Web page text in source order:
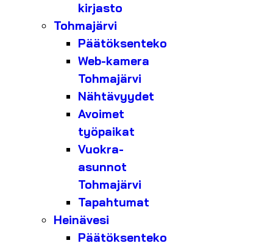
kirjasto
Tohmajärvi
Päätöksenteko
Web-kamera
Tohmajärvi
Nähtävyydet
Avoimet
työpaikat
Vuokra-
asunnot
Tohmajärvi
Tapahtumat
Heinävesi
Päätöksenteko